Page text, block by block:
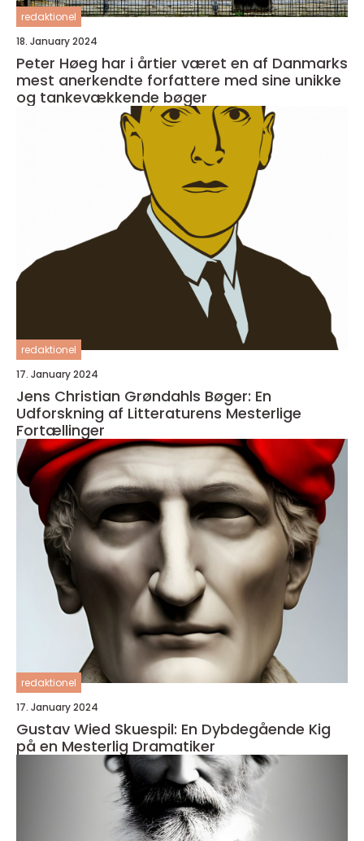
redaktionel
18. January 2024
Peter Høeg har i årtier været en af Danmarks
mest anerkendte forfattere med sine unikke
og tankevækkende bøger
redaktionel
17. January 2024
Jens Christian Grøndahls Bøger: En
Udforskning af Litteraturens Mesterlige
Fortællinger
redaktionel
17. January 2024
Gustav Wied Skuespil: En Dybdegående Kig
på en Mesterlig Dramatiker